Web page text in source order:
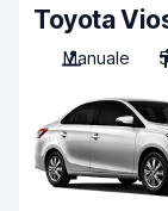
Toyota
Manuale
5